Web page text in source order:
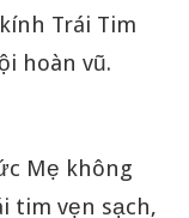
Trái Tim
hoàn vũ.
Mẹ không
tim vẹn sạch,